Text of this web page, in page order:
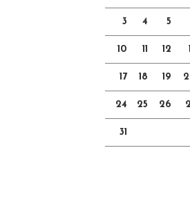
3 4 5
10 11 12
17 18 19
24 25 26
31